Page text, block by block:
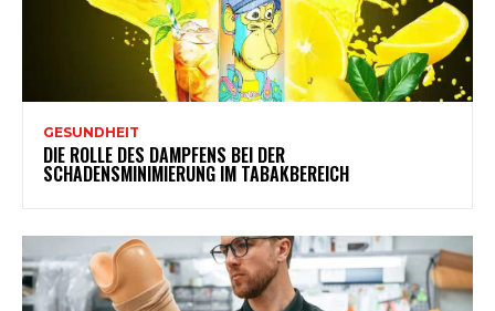
GESUNDHEIT
DIE ROLLE DES DAMPFENS BEI DER
SCHADENSMINIMIERUNG IM TABAKBEREICH